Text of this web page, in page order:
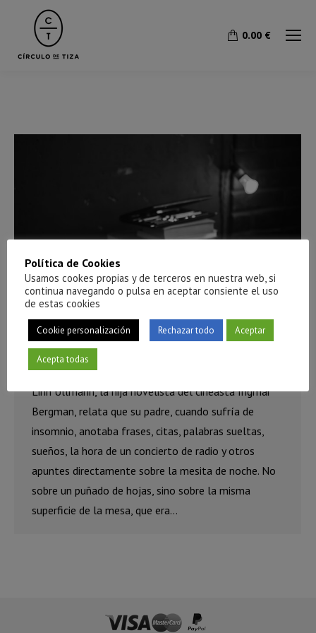
0.00 €
Un achaque por década
Blog,Home Por
Linn Ullmann, la hija novelista del cineasta Ingmar
Bergman, relata que su padre, cuando sufría de
insomnio, anotaba frases, citas, palabras sueltas,
sueños, la hora de un concierto de radio y otros
apuntes directamente sobre la mesita de noche. No
sobre un puñado de hojas, sino sobre la misma
superficie de la mesa, que era…
Política de Cookies
Usamos cookes propias y de terceros en nuestra web, si
continua navegando o pulsa en aceptar consiente el uso
de estas cookies
Cookie personalización Rechazar todo Aceptar
Acepta todas